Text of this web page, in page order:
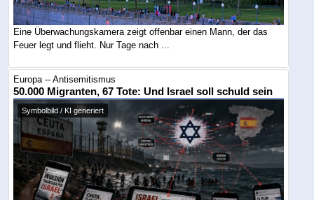
Eine Überwachungskamera zeigt offenbar einen Mann, der das
Feuer legt und flieht. Nur Tage nach ...
Europa -- Antisemitismus
50.000 Migranten, 67 Tote: Und Israel soll schuld sein
Symbolbild / KI generiert